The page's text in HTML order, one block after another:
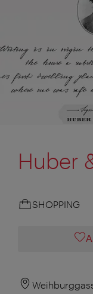
Huber
SHOPPING